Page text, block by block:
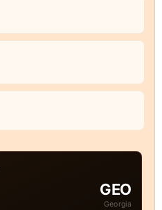
GEO
Georgia